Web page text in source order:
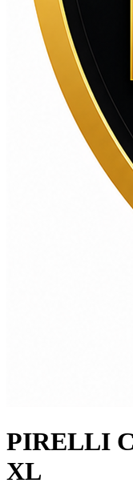
PIRELLI
XL